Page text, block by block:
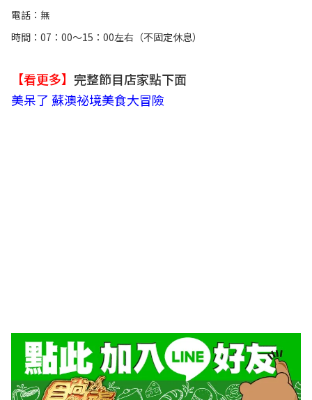
電話：無
時間：07：00～15：00左右（不固定休息）
【看更多】 完整節目店家點下面
美呆了 蘇澳祕境美食大冒險